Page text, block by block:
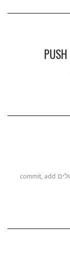
ביטול דברים בגיט עוד לפני שעשינו push - איך מבטלים commit, add